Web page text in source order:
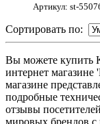
Артикул: st-
Сортировать по:
Вы можете купить
интернет
магазине
подробные
отзывы
мировых брендов с